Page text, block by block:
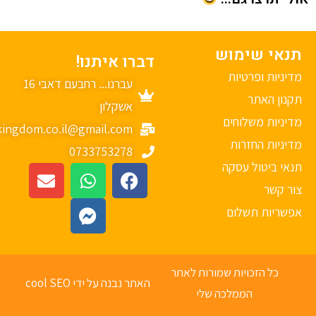
שימוש
ופרטיות
האתר
משלוחים
החזרות
ביטול עסקה
קשר
תשלום
דברו איתנו!
עברנו... רחבעם דאבי 16
אשקלון
mykingdom.co.il@gmail.com
0733753278
כל הזכויות שמורות לאתר
הממלכה שלי
האתר נבנה על ידי cool SEO